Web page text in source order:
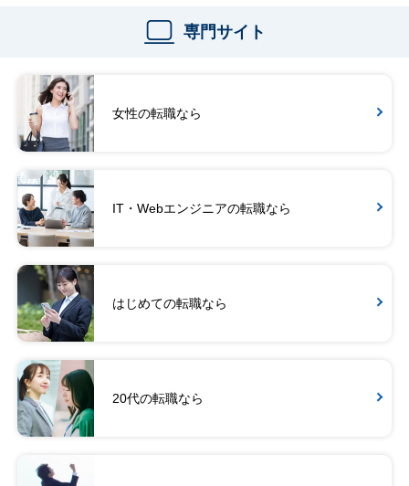
専門サイト
女性の転職なら
IT・Webエンジニアの転職なら
はじめての転職なら
20代の転職なら